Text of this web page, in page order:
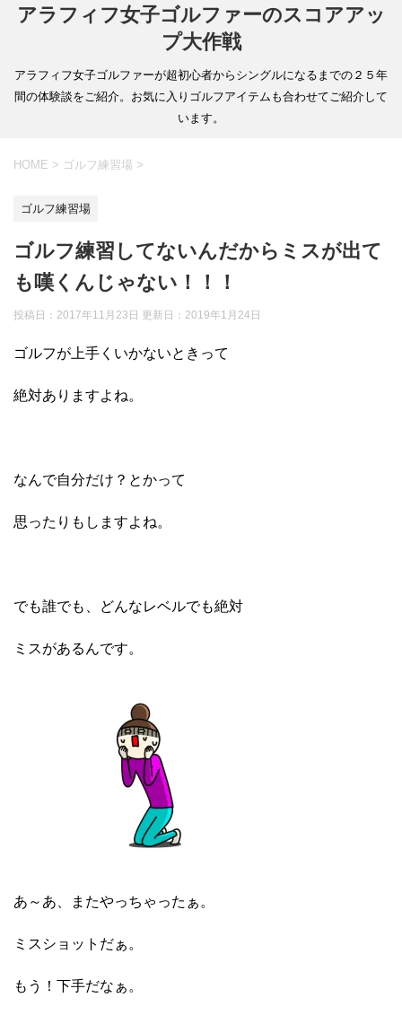
アラフィフ女子ゴルファーのスコアアッ
プ大作戦
アラフィフ女子ゴルファーが超初心者からシングルになるまでの２５年
間の体験談をご紹介。お気に入りゴルフアイテムも合わせてご紹介して
います。
HOME > ゴルフ練習場 >
ゴルフ練習場
ゴルフ練習してないんだからミスが出て
も嘆くんじゃない！！！
投稿日：2017年11月23日 更新日： 2019年1月24日
ゴルフが上手くいかないときって
絶対ありますよね。
なんで自分だけ？とかって
思ったりもしますよね。
でも誰でも、どんなレベルでも絶対
ミスがあるんです。
あ～あ、またやっちゃったぁ。
ミスショットだぁ。
もう！下手だなぁ。